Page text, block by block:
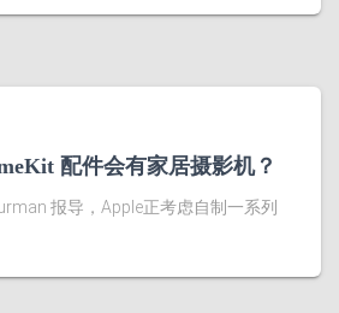
配件会有家居摄影机？
报导，Apple正考虑自制一系列